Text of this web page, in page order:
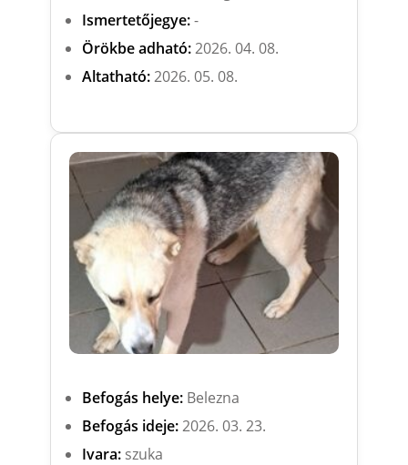
Ismertetőjegye:-
Örökbe adható:2026. 04. 08.
Altatható:2026. 05. 08.
Befogás helye:Belezna
Befogás ideje:2026. 03. 23.
Ivara:szuka